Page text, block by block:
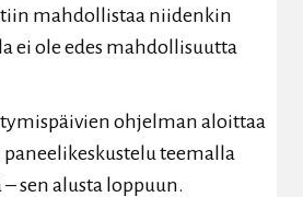
mahdollistaa niidenkin
ei ole edes mahdollisuutta
ohjelman aloittaa
paneelikeskustelu teemalla
sen alusta loppuun.